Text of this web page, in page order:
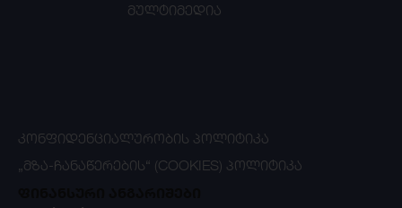
მულტიმედია
ᲙᲝᲜᲤᲘᲓᲔᲜᲪᲘᲐᲚᲣᲠᲝᲑᲘᲡ ᲞᲝᲚᲘᲢᲘᲙᲐ
„ᲛᲖᲐ-ᲩᲐᲜᲐᲬᲔᲠᲔᲑᲘᲡ“ (COOKIES) ᲞᲝᲚᲘᲢᲘᲙᲐ